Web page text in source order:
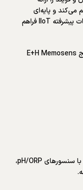
می‌کند و پایه‌ای
مطمئن برای نگهداری پیش‌بینی‌کننده و خدمات پیشرفته IIoT فراهم
برنامه های کاربردی الکترود شیشه ای PH سنج E+H Memosens
مجموعه ای با طراحی بهداشتی برای استفاده با سنسورهای pH/ORP،